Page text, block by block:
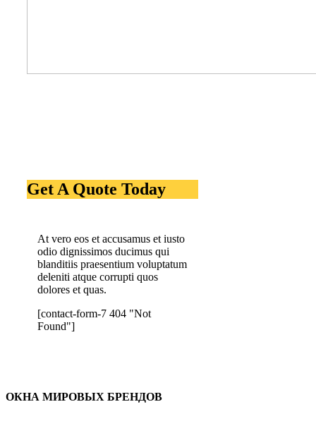
Get A Quote Today
At vero eos et accusamus et iusto
odio dignissimos ducimus qui
blanditiis praesentium voluptatum
deleniti atque corrupti quos
dolores et quas.
[contact-form-7 404 "Not
Found"]
ОКНА МИРОВЫХ БРЕНДОВ